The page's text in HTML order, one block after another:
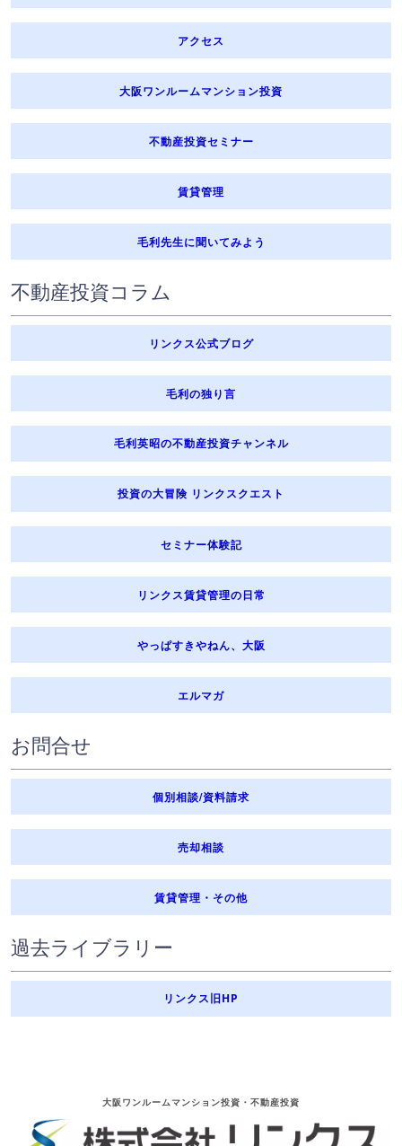
アクセス
大阪ワンルームマンション投資
不動産投資セミナー
賃貸管理
毛利先生に聞いてみよう
不動産投資コラム
リンクス公式ブログ
毛利の独り言
毛利英昭の不動産投資チャンネル
投資の大冒険 リンクスクエスト
セミナー体験記
リンクス賃貸管理の日常
やっぱすきやねん、大阪
エルマガ
お問合せ
個別相談/資料請求
売却相談
賃貸管理・その他
過去ライブラリー
リンクス旧HP
大阪ワンルームマンション投資・不動産投資